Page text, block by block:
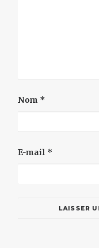
Nom *
E-mail *